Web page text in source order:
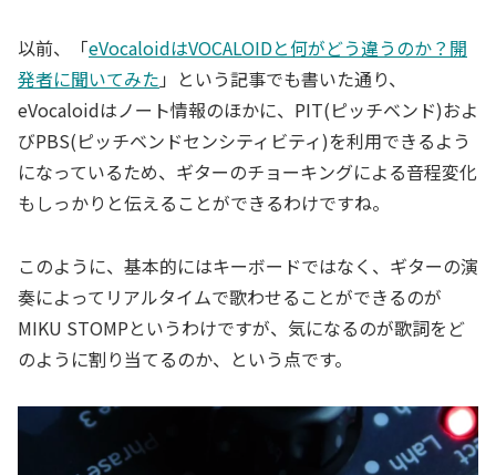
以前、「eVocaloidはVOCALOIDと何がどう違うのか？開
発者に聞いてみた 」という記事でも書いた通り、
eVocaloidはノート情報のほかに、PIT(ピッチベンド)およ
びPBS(ピッチベンドセンシティビティ)を利用できるよう
になっているため、ギターのチョーキングによる音程変化
もしっかりと伝えることができるわけですね。
このように、基本的にはキーボードではなく、ギターの演
奏によってリアルタイムで歌わせることができるのが
MIKU STOMPというわけですが、気になるのが歌詞をど
のように割り当てるのか、という点です。